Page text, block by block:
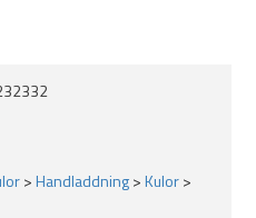
.445
>Handladdning>Kulor>